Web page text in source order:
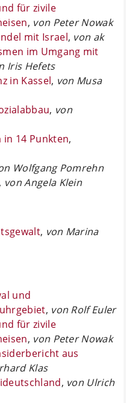
für zivile
, von Peter Nowak
mit Israel, von ak
im Umgang mit
Iris Hefets
in Kassel, von Musa
, von
in 14 Punkten,
Wolfgang Pomrehn
, von Angela Klein
, von Marina
und
, von Rolf Euler
für zivile
, von Peter Nowak
aus
Klas
, von Ulrich